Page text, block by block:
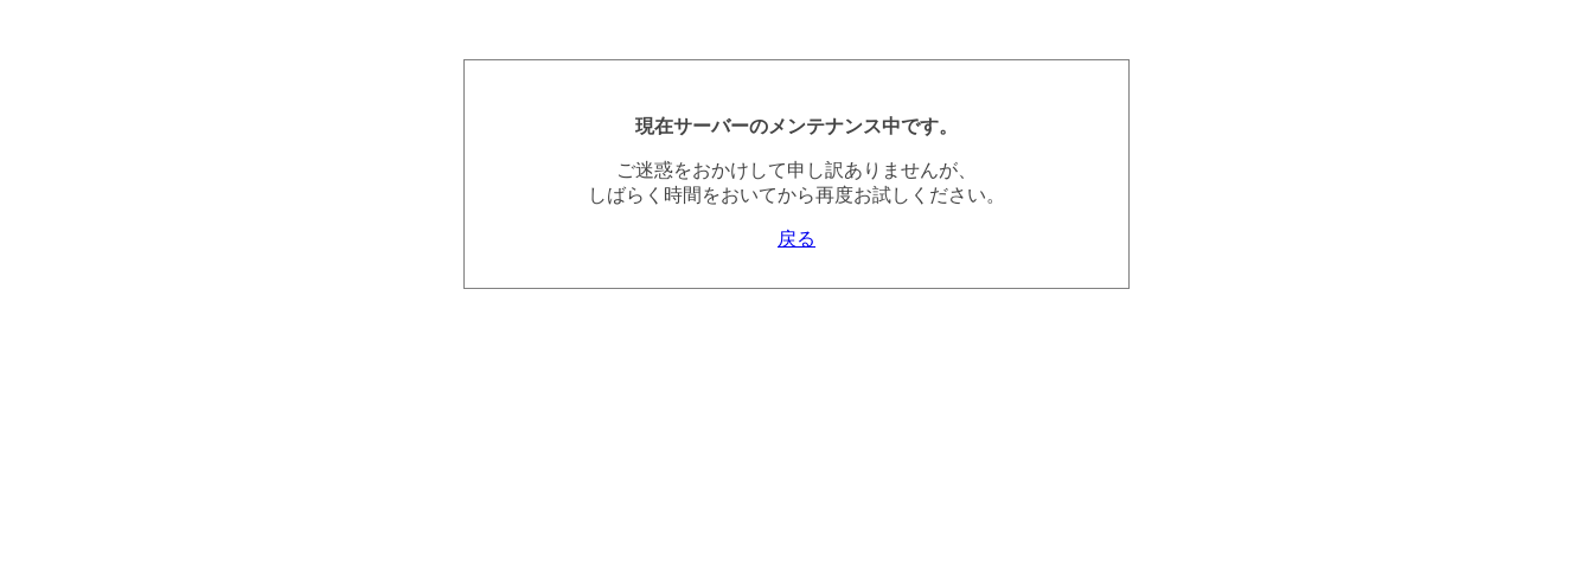
現在サーバーのメンテナンス中です。
ご迷惑をおかけして申し訳ありませんが、
しばらく時間をおいてから再度お試しください。
戻る